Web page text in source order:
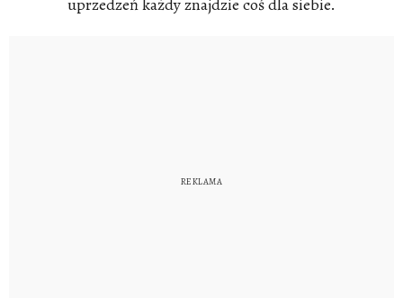
uprzedzeń każdy znajdzie coś dla siebie.